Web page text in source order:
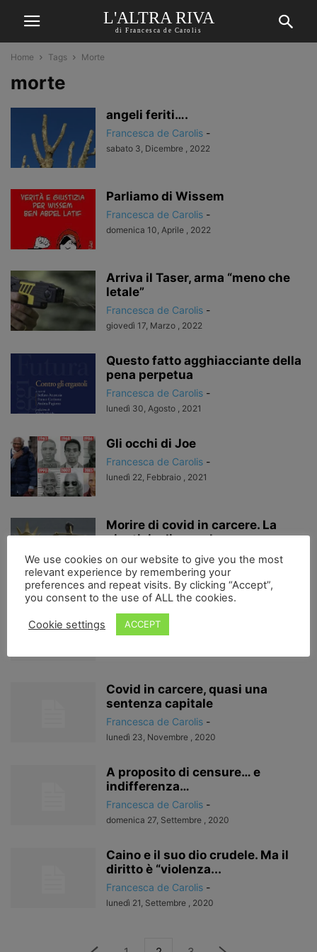
L'ALTRA RIVA
di Francesca de Carolis
Home Tags Morte
morte
angeli feriti….
Francesca de Carolis -
sabato 3, Dicembre , 2022
Parliamo di Wissem
Francesca de Carolis -
domenica 10, Aprile , 2022
Arriva il Taser, arma “meno che
letale”
Francesca de Carolis -
giovedì 17, Marzo , 2022
Questo fatto agghiacciante della
pena perpetua
Francesca de Carolis -
lunedì 30, Agosto , 2021
Gli occhi di Joe
Francesca de Carolis -
lunedì 22, Febbraio , 2021
Morire di covid in carcere. La
giustizia diseguale
Francesca de Carolis -
lunedì 8, Febbraio , 2021
Francesca de Carolis
Covid in carcere, quasi una
sentenza capitale
Francesca de Carolis -
lunedì 23, Novembre , 2020
A proposito di censure… e
indifferenza…
Francesca de Carolis -
domenica 27, Settembre , 2020
Caino e il suo dio crudele. Ma il
diritto è “violenza...
Francesca de Carolis -
lunedì 21, Settembre , 2020
We use cookies on our website to give you the most
relevant experience by remembering your
preferences and repeat visits. By clicking “Accept”,
you consent to the use of ALL the cookies.
Cookie settings ACCEPT